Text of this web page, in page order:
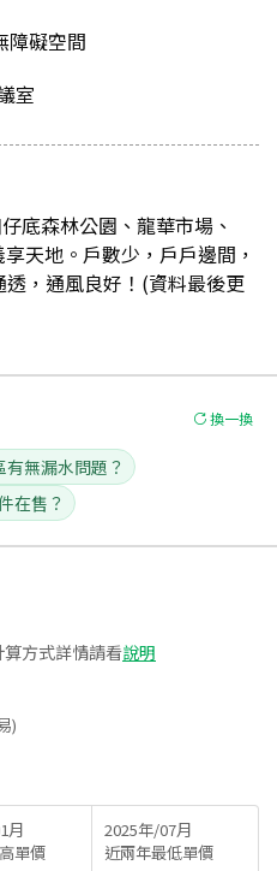
障礙空間
室
底森林公園、龍華市場、
天地。戶數少，戶戶邊間，
，通風良好！(資料最後更
換一換
有無漏水問題？
在售？
方式詳情請看說明
)
月
單價
2025年/07月
近兩年最低單價